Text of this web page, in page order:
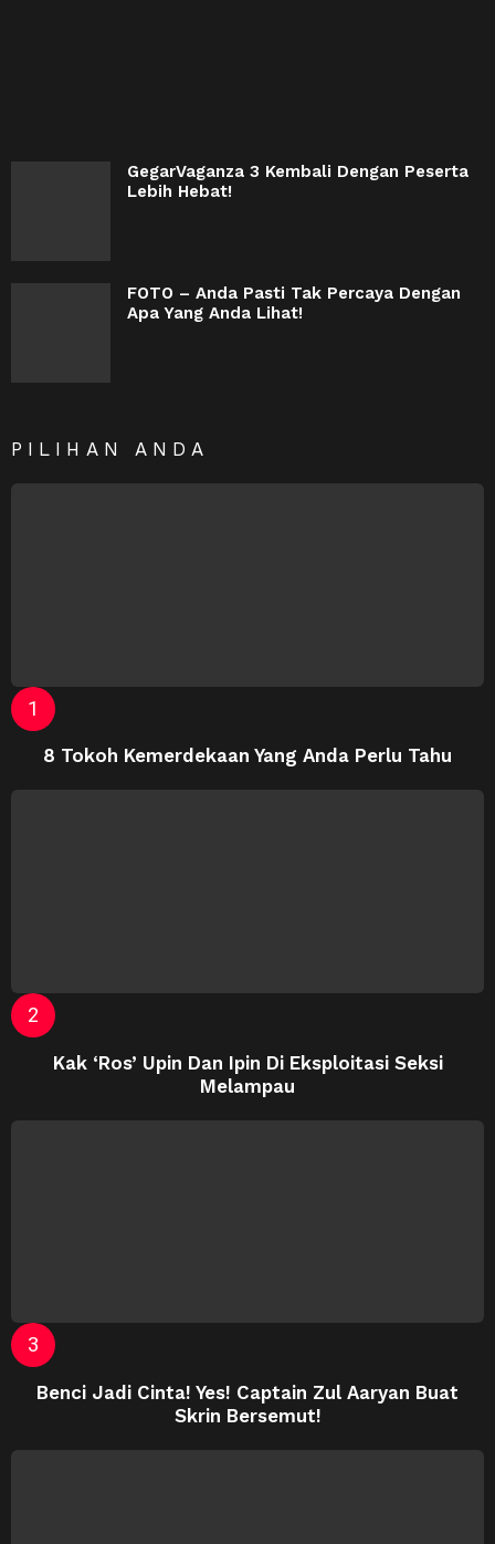
GegarVaganza 3 Kembali Dengan Peserta
Lebih Hebat!
FOTO – Anda Pasti Tak Percaya Dengan
Apa Yang Anda Lihat!
PILIHAN ANDA
8 Tokoh Kemerdekaan Yang Anda Perlu Tahu
Kak ‘Ros’ Upin Dan Ipin Di Eksploitasi Seksi
Melampau
Benci Jadi Cinta! Yes! Captain Zul Aaryan Buat
Skrin Bersemut!